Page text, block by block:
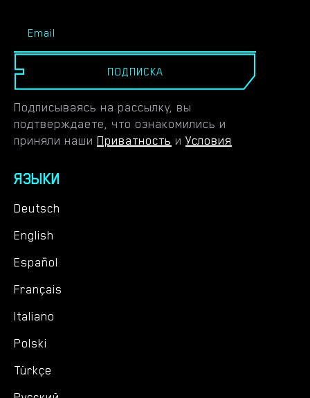
ПОДПИСКА
Подписываясь на рассылку, вы
подтверждаете, что ознакомились и
приняли наши Приватность и Условия
ЯЗЫКИ
Deutsch
English
Español
Français
Italiano
Polski
Türkçe